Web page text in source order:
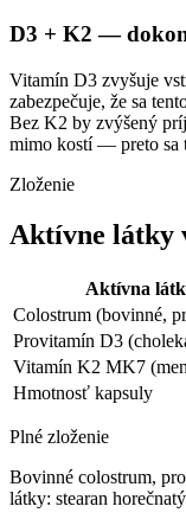
D3 + K2 —
Vitamín D3 zvyšuje
zabezpečuje, že sa
Bez K2 by zvýšený
mimo kostí — preto sa
Zloženie
Aktívne látky
Aktívna
Colostrum (bovinné,
Provitamín D3
Vitamín K2 MK7
Hmotnosť kapsuly
Plné zloženie
Bovinné colostrum,
látky: stearan